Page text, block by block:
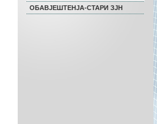
ОБАВЈЕШТЕНЈА-СТАРИ ЗЈН